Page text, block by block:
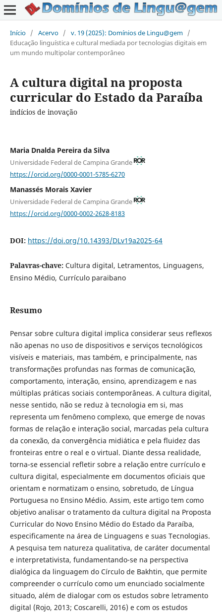
Início / Acervo / v. 19 (2025): Domínios de Lingu@gem /
Educação linguística e cultural mediada por tecnologias digitais em
um mundo multipolar contemporâneo
A cultura digital na proposta
curricular do Estado da Paraíba
indícios de inovação
Maria Dnalda Pereira da Silva
Universidade Federal de Campina Grande
https://orcid.org/0000-0001-5785-6270
Manassés Morais Xavier
Universidade Federal de Campina Grande
https://orcid.org/0000-0002-2628-8183
DOI: https://doi.org/10.14393/DLv19a2025-64
Palavras-chave: Cultura digital, Letramentos, Linguagens,
Ensino Médio, Currículo paraibano
Resumo
Pensar sobre cultura digital implica considerar seus reflexos
não apenas no uso de dispositivos e serviços tecnológicos
visíveis e materiais, mas também, e principalmente, nas
transformações profundas nas formas de comunicação,
comportamento, interação, ensino, aprendizagem e nas
múltiplas práticas sociais contemporâneas. A cultura digital,
nesse sentido, não se reduz à tecnologia em si, mas
representa um fenômeno complexo, que emerge de novas
formas de relação e interação social, marcadas pela cultura
da conexão, da convergência midiática e pela fluidez das
fronteiras entre o real e o virtual. Diante dessa realidade,
torna-se essencial refletir sobre a relação entre currículo e
cultura digital, especialmente em documentos oficiais que
orientam e normatizam o ensino, sobretudo, de Língua
Portuguesa no Ensino Médio. Assim, este artigo tem como
objetivo analisar o tratamento da cultura digital na Proposta
Curricular do Novo Ensino Médio do Estado da Paraíba,
especificamente na área de Linguagens e suas Tecnologias.
A pesquisa tem natureza qualitativa, de caráter documental
e interpretativista, fundamentando-se na perspectiva
dialógica da linguagem do Círculo de Bakhtin, que permite
compreender o currículo como um enunciado socialmente
situado, além de dialogar com os estudos sobre letramento
digital (Rojo, 2013; Coscarelli, 2016) e com os estudos